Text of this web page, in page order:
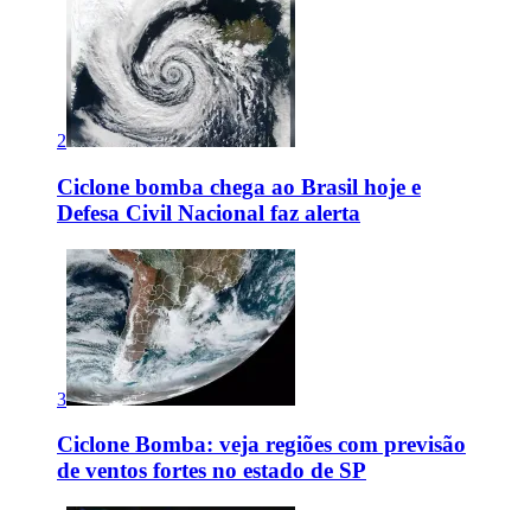
2
Ciclone bomba chega ao Brasil hoje e
Defesa Civil Nacional faz alerta
3
Ciclone Bomba: veja regiões com previsão
de ventos fortes no estado de SP